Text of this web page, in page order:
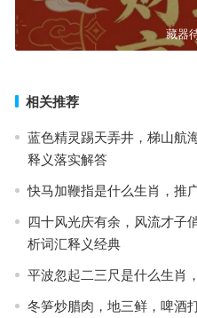
藏器
相关推荐
蓝色精灵踢天弄井，梯山航
释义落实解答
快马加鞭指是什么生肖，推
四十风光庆有余，风流才子
析词汇释义经典
平波忽起二三尺是什么生肖
冬笋炒腊肉，地三鲜，啤酒